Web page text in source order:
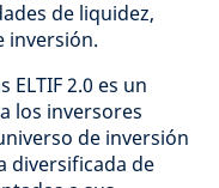
de liquidez,
inversión.
2.0 es un
los inversores
de inversión
diversificada de